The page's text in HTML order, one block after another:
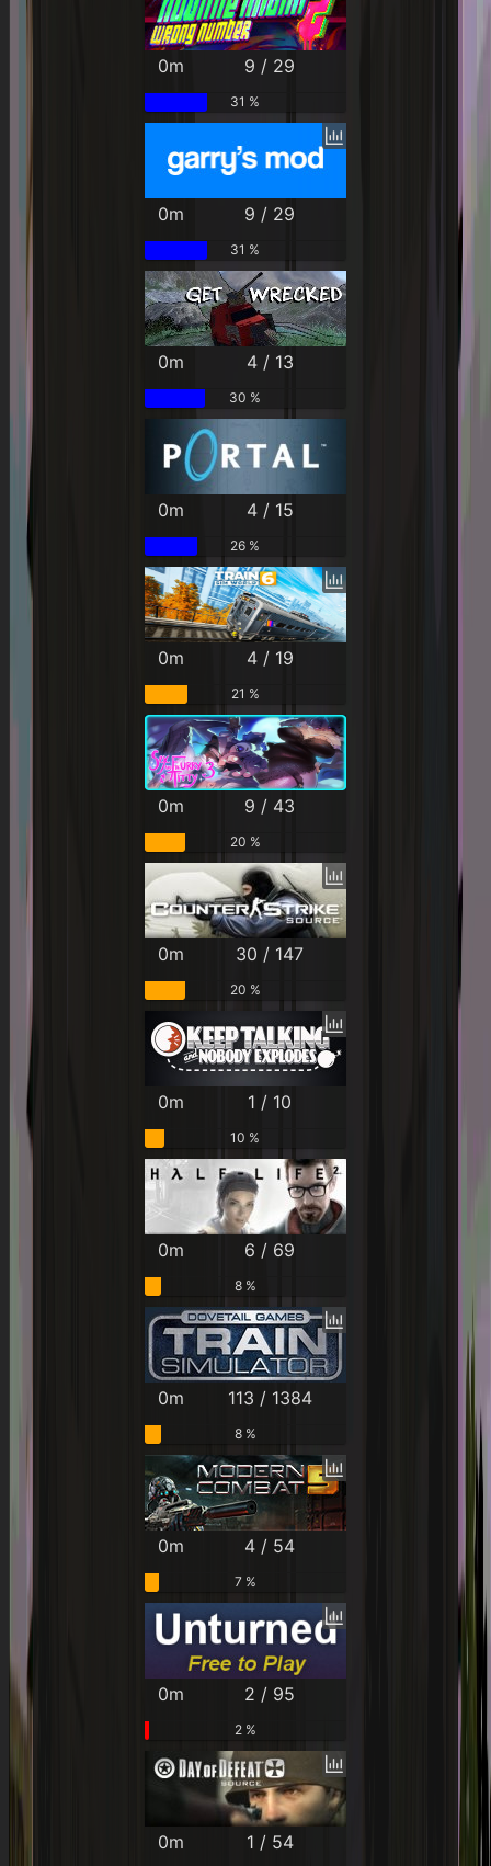
0m 9 / 29
31 %
0m 9 / 29
31 %
0m 4 / 13
30 %
0m 4 / 15
26 %
0m 4 / 19
21 %
0m 9 / 43
20 %
0m 30 / 147
20 %
0m 1 / 10
10 %
0m 6 / 69
8 %
0m 113 / 1384
8 %
0m 4 / 54
7 %
0m 2 / 95
2 %
0m 1 / 54